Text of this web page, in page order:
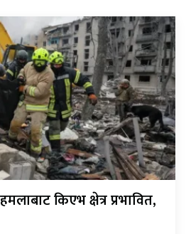
किएभ क्षेत्र प्रभावित,